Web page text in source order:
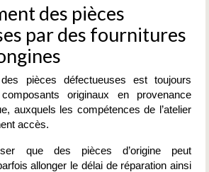
des pièces
par des fournitures
pièces défectueuses est toujours
originaux en provenance
auxquels les compétences de l’atelier
accès.
que des pièces d’origine peut
allonger le délai de réparation ainsi